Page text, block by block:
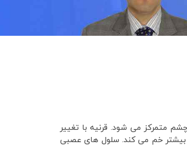
متمرکز می شود. قرنیه با تغییر
بیشتر خم می کند. سلول های عصبی